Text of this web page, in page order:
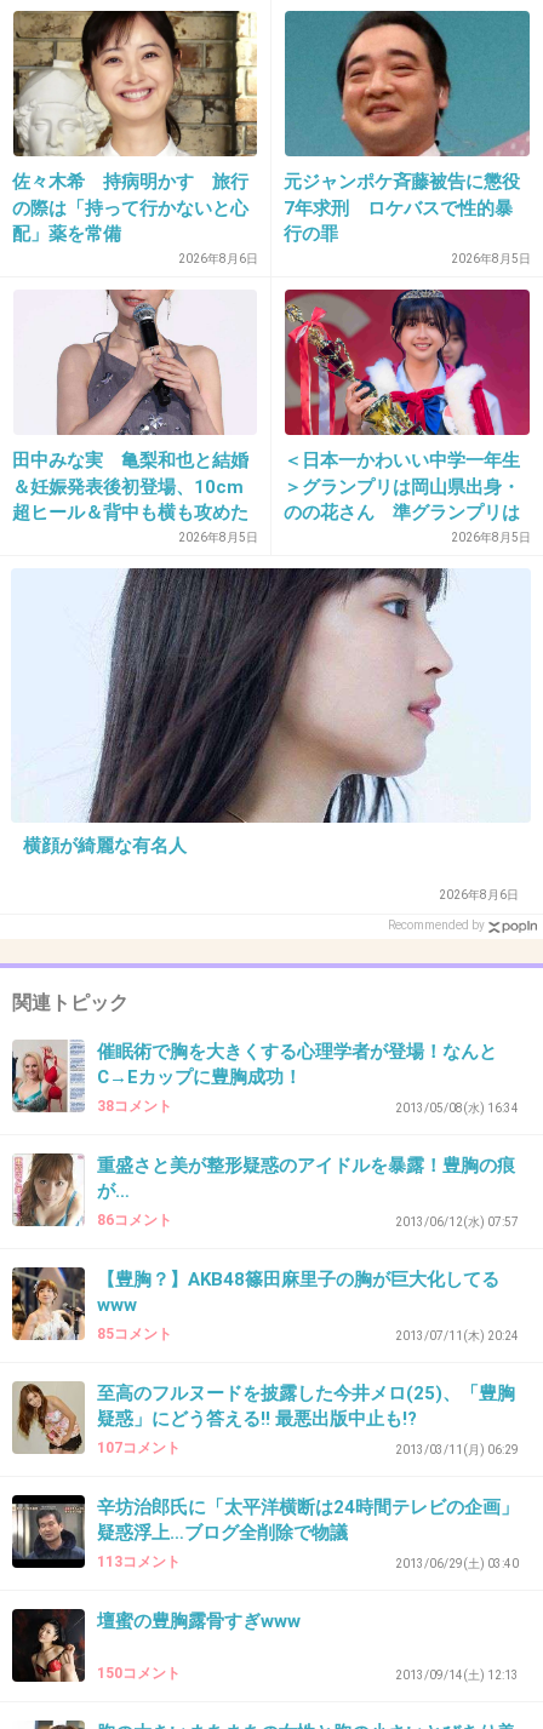
男性が申請してるんだろうと私はいつも思って
る。(笑)
+852
17. 匿名2014/03/13(木) 09:02:58
芸能界って豊胸してる人多いよね
篠原涼子もブラのCMで谷間見せてるけど、昔
は貧乳だったのにね
+471
18. 匿名2014/03/13(木) 09:03:11
この人苦手。３色ショッピング見てると気が強
くて意地悪。
+366
2014/03/13(木) 09:03:13
なんか二の腕とか太いしちょっと太ったのもあ
りそう！？
でもこれだけじゃわからん
寄せて上げればペチャなわたしでもこれぐらい
になる
んーなんとも言えんが今のブラってけっこう盛
れるから凄いよね
太っても胸は大きくなるし、寄せても大きく見
せれるからね(´･ω･`)
佐々木希 持病明かす 旅行
の際は「持って行かないと心
配」薬を常備
2026年8月6日
元ジャンポケ斉藤被告に懲役
7年求刑 ロケバスで性的暴
行の罪
2026年8月5日
田中みな実 亀梨和也と結婚
＆妊娠発表後初登場、10cm
超ヒール＆背中も横も攻めた
ドレスで祝福に笑顔「ありが
とうございます」おなかふっ
2026年8月5日
＜日本一かわいい中学一年生
＞グランプリは岡山県出身・
のの花さん 準グランプリは
徳島県出身・つむぎさん2026年8月5日
横顔が綺麗な有名人
2026年8月6日
Recommended by
関連トピック
催眠術で胸を大きくする心理学者が登場！なんと
C→Eカップに豊胸成功！
38コメント 2013/05/08(水) 16:34
重盛さと美が整形疑惑のアイドルを暴露！豊胸の痕
が…
86コメント 2013/06/12(水) 07:57
【豊胸？】AKB48篠田麻里子の胸が巨大化してる
www
85コメント 2013/07/11(木) 20:24
至高のフルヌードを披露した今井メロ(25)、「豊胸
疑惑」にどう答える!! 最悪出版中止も!?
107コメント 2013/03/11(月) 06:29
辛坊治郎氏に「太平洋横断は24時間テレビの企画」
疑惑浮上…ブログ全削除で物議
113コメント 2013/06/29(土) 03:40
壇蜜の豊胸露骨すぎwww
150コメント 2013/09/14(土) 12:13